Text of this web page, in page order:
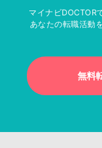
マイナビDOCTOR
あなたの転職活動
無料